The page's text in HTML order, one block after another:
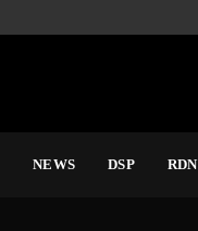
NEWS DSP RDN